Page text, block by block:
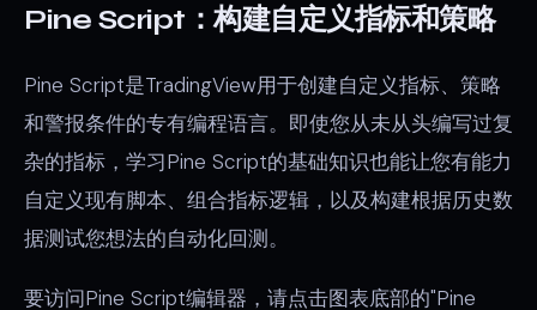
Pine Script：构建自定义指标和策略
Pine Script是TradingView用于创建自定义指标、策略
和警报条件的专有编程语言。即使您从未从头编写过复
杂的指标，学习Pine Script的基础知识也能让您有能力
自定义现有脚本、组合指标逻辑，以及构建根据历史数
据测试您想法的自动化回测。
要访问Pine Script编辑器，请点击图表底部的"Pine